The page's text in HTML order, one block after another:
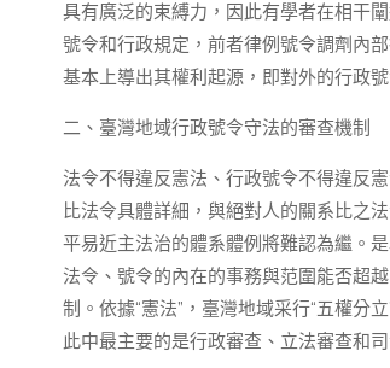
具有廣泛的束縛力，因此有學者在相干
號令和行政規定，前者律例號令調劑內
基本上導出其權利起源，即對外的行政
二、臺灣地域行政號令守法的審查機制
法令不得違反憲法、行政號令不得違反
比法令具體詳細，與絕對人的關系比之
平易近主法治的體系體例將難認為繼。
法令、號令的內在的事務與范圍能否超
制。依據“憲法”，臺灣地域采行“五權分
此中最主要的是行政審查、立法審查和司